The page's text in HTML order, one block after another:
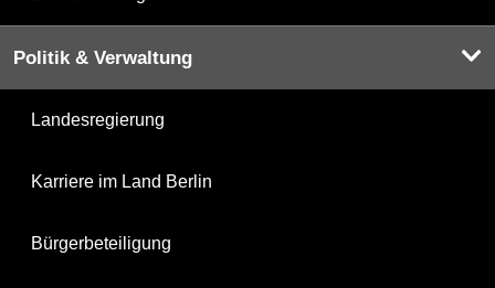
Politik & Verwaltung
Landesregierung
Karriere im Land Berlin
Bürgerbeteiligung